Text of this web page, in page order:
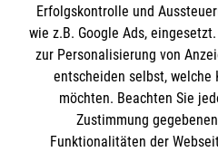
Spenden & Helfen
Angebote & Leistungen
Kursangebote
Mitarbeiten & Aktiv
Informationen
Kontakt
Presse und Medien
Impressum
Malteser online
Erfolgskontrolle und
wie z.B. Google Ads,
zur Personalisierung von
entscheiden selbst, welche
möchten. Beachten Sie
Zustimmung
Funktionalitäten der